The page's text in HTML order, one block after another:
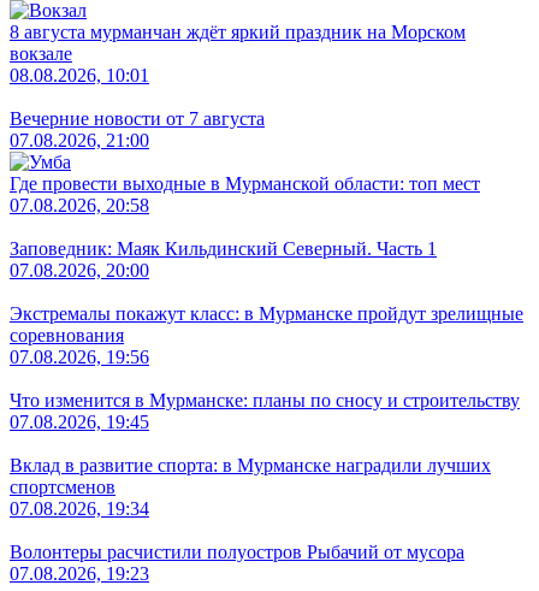
8 августа мурманчан ждёт яркий праздник на Морском
вокзале
08.08.2026, 10:01
Вечерние новости от 7 августа
07.08.2026, 21:00
Где провести выходные в Мурманской области: топ мест
07.08.2026, 20:58
Заповедник: Маяк Кильдинский Северный. Часть 1
07.08.2026, 20:00
Экстремалы покажут класс: в Мурманске пройдут зрелищные
соревнования
07.08.2026, 19:56
Что изменится в Мурманске: планы по сносу и строительству
07.08.2026, 19:45
Вклад в развитие спорта: в Мурманске наградили лучших
спортсменов
07.08.2026, 19:34
Волонтеры расчистили полуостров Рыбачий от мусора
07.08.2026, 19:23